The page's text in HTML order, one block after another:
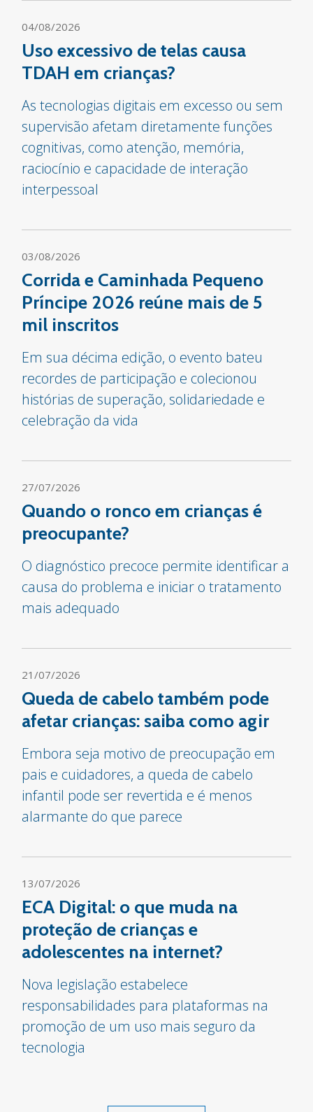
04/08/2026
Uso excessivo de telas causa
TDAH em crianças?
As tecnologias digitais em excesso ou sem
supervisão afetam diretamente funções
cognitivas, como atenção, memória,
raciocínio e capacidade de interação
interpessoal
03/08/2026
Corrida e Caminhada Pequeno
Príncipe 2026 reúne mais de 5
mil inscritos
Em sua décima edição, o evento bateu
recordes de participação e colecionou
histórias de superação, solidariedade e
celebração da vida
27/07/2026
Quando o ronco em crianças é
preocupante?
O diagnóstico precoce permite identificar a
causa do problema e iniciar o tratamento
mais adequado
21/07/2026
Queda de cabelo também pode
afetar crianças: saiba como agir
Embora seja motivo de preocupação em
pais e cuidadores, a queda de cabelo
infantil pode ser revertida e é menos
alarmante do que parece
13/07/2026
ECA Digital: o que muda na
proteção de crianças e
adolescentes na internet?
Nova legislação estabelece
responsabilidades para plataformas na
promoção de um uso mais seguro da
tecnologia